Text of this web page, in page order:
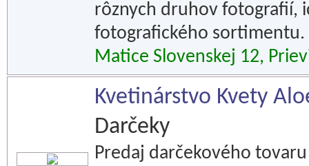
rôznych druhov fotografií,
fotografického sortimentu.
Matice Slovenskej 12,
Kvetinárstvo Kvety
Darčeky
Predaj darčekového